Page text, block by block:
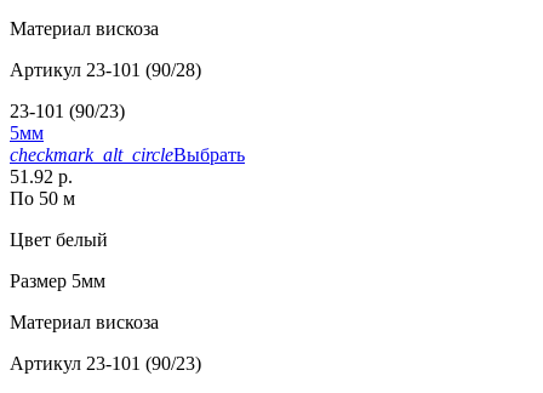
Материал вискоза
Артикул 23-101 (90/28)
23-101 (90/23)
5мм
checkmark_alt_circleВыбрать
51.92 р.
По 50 м
Цвет белый
Размер 5мм
Материал вискоза
Артикул 23-101 (90/23)